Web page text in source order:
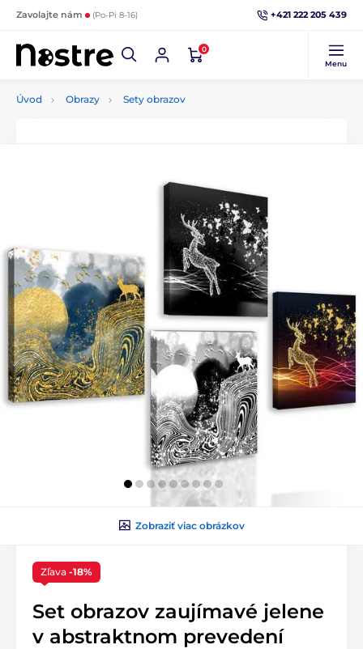
Zavolajte nám (Po-Pi 8-16) +421 222 205 439
0
Menu
Úvod Obrazy Sety obrazov
Zobraziť viac obrázkov
Zľava -18%
Set obrazov zaujímavé jelene
v abstraktnom prevedení